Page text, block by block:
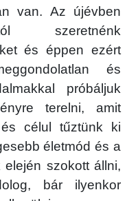
van. Az újévben
szeretnénk
és éppen ezért
és
próbáljuk
terelni, amit
célul tűztünk ki
életmód és a
szokott állni,
bár ilyenkor